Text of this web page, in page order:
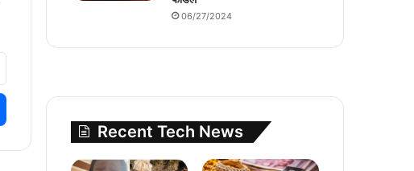
06/27/2024
Recent Tech News